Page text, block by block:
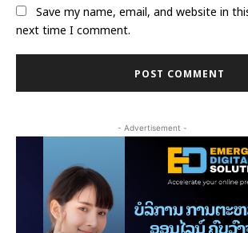
Save my name, email, and website in
next time I comment.
- Advertisement -